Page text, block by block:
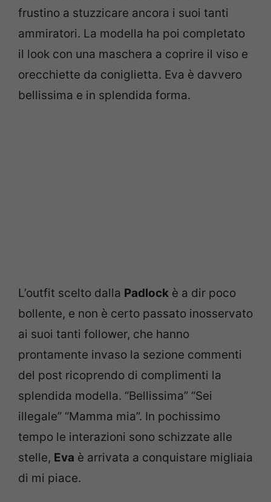
frustino a stuzzicare ancora i suoi tanti
ammiratori. La modella ha poi completato
il look con una maschera a coprire il viso e
orecchiette da coniglietta. Eva è davvero
bellissima e in splendida forma.
L’outfit scelto dalla Padlock è a dir poco
bollente, e non è certo passato inosservato
ai suoi tanti follower, che hanno
prontamente invaso la sezione commenti
del post ricoprendo di complimenti la
splendida modella. “Bellissima” “Sei
illegale” “Mamma mia”. In pochissimo
tempo le interazioni sono schizzate alle
stelle, Eva è arrivata a conquistare migliaia
di mi piace.